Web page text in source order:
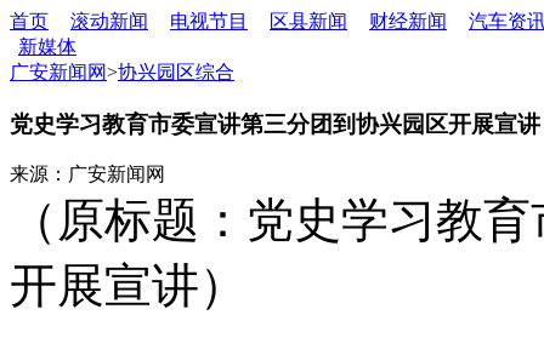
首页 滚动新闻 电视节目 区县新闻 财经新闻
汽车资
新媒体
广安新闻网>协兴园区综合
党史学习教育市委宣讲第三分团到协兴园区开展宣讲
来源：广安新闻网
（原标题：党史学习教
开展宣讲）